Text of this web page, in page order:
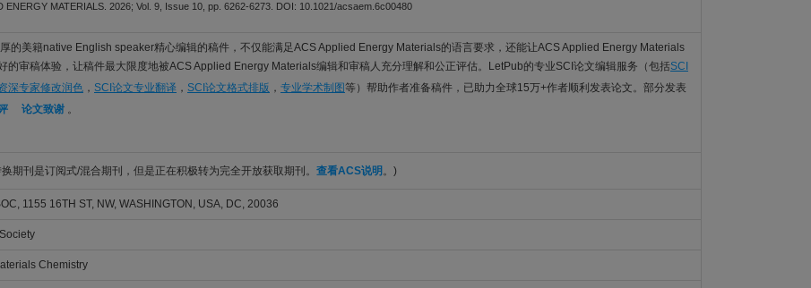
ENERGY MATERIALS. 2026; Vol. 9, Issue 10, pp. 6262-6273. DOI: 10.1021/acsaem.6c00480
的美籍native English speaker精心编辑的稿件，不仅能满足ACS Applied Energy Materials的语言要求，还能让ACS Applied Energy Materials
的审稿体验，让稿件最大限度地被ACS Applied Energy Materials编辑和审稿人充分理解和公正评估。LetPub的专业SCI论文编辑服务（包括SCI
深专家修改润色 ， SCI论文专业翻译 ， SCI论文格式排版 ， 专业学术制图等）帮助作者准备稿件，已助力全球15万+作者顺利发表论文。部分发表
论文致谢 。
期刊是订阅式/混合期刊，但是正在积极转为完全开放获取期刊。 查看ACS说明 。)
1155 16TH ST, NW, WASHINGTON, USA, DC, 20036
Chemistry